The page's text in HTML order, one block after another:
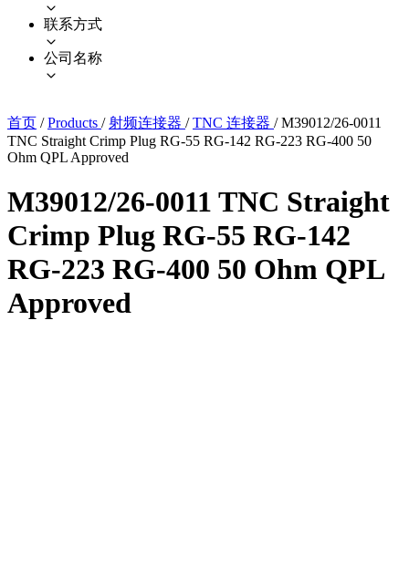
联系方式
公司名称
首页 / Products / 射频连接器 / TNC 连接器 / M39012/26-0011
TNC Straight Crimp Plug RG-55 RG-142 RG-223 RG-400 50
Ohm QPL Approved
M39012/26-0011 TNC Straight
Crimp Plug RG-55 RG-142
RG-223 RG-400 50 Ohm QPL
Approved